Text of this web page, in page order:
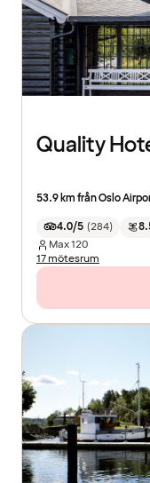
Quality
53.9 km från Oslo
4.0/5 (284)
Max120
17 mötesrum